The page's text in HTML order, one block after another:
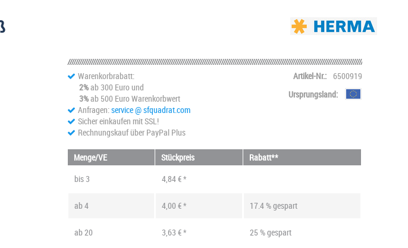
Warenkorbrabatt:
2%ab 300 Euro und
3%ab 500 Euro Warenkorbwert
Anfragen:service @ sfquadrat.com
Sicher einkaufen mit SSL!
Rechnungskauf über PayPal Plus
Artikel-Nr.: 6500919
Ursprungsland:
Menge/VE Stückpreis
Rabatt**
bis 3 4,84 € *
ab4 4,00 € * 17.4 % gespart
ab20 3,63 € *
25 % gespart